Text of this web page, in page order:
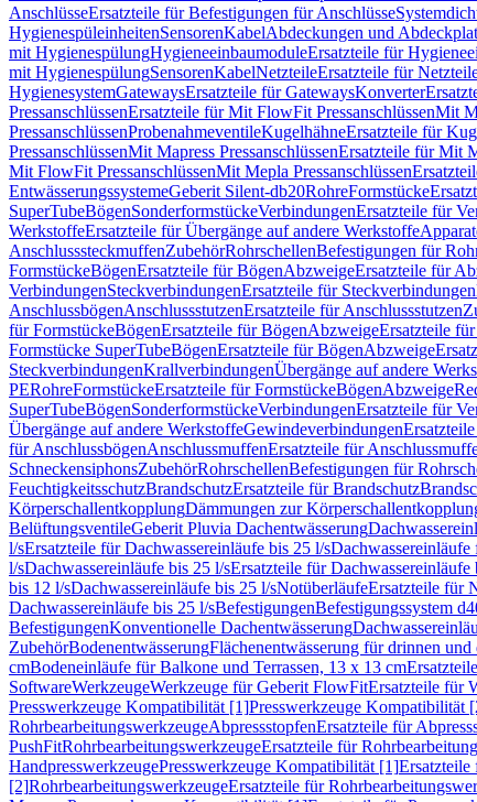
AnschlüsseErsatzteile für Befestigungen für Anschlüsse
HygienespüleinheitenSensorenKabelAbdeckungen und
mit HygienespülungHygieneeinbaumoduleErsatzteile für
mit HygienespülungSensorenKabelNetzteileErsatzteile für
HygienesystemGatewaysErsatzteile für GatewaysKonverter
PressanschlüssenErsatzteile für Mit FlowFit PressanschlüssenMit
PressanschlüssenProbenahmeventileKugelhähneErsatzteile für
PressanschlüssenMit Mapress PressanschlüssenErsatzteile für Mit
Mit FlowFit PressanschlüssenMit Mepla Pressanschlüssen
EntwässerungssystemeGeberit Silent-db20RohreFormstücke
SuperTubeBögenSonderformstückeVerbindungenErsatzteile für
WerkstoffeErsatzteile für Übergänge auf andere Werkstoffe
AnschlusssteckmuffenZubehörRohrschellenBefestigungen für
FormstückeBögenErsatzteile für BögenAbzweigeErsatzteile für
VerbindungenSteckverbindungenErsatzteile für Steckverbindungen
AnschlussbögenAnschlussstutzenErsatzteile für Anschlussstutzen
für FormstückeBögenErsatzteile für BögenAbzweigeErsatzteile
Formstücke SuperTubeBögenErsatzteile für BögenAbzweige
SteckverbindungenKrallverbindungenÜbergänge auf andere
PERohreFormstückeErsatzteile für FormstückeBögenAbzweige
SuperTubeBögenSonderformstückeVerbindungenErsatzteile für
Übergänge auf andere WerkstoffeGewindeverbindungen
für AnschlussbögenAnschlussmuffenErsatzteile für
SchneckensiphonsZubehörRohrschellenBefestigungen für
FeuchtigkeitsschutzBrandschutzErsatzteile für Brandschutz
KörperschallentkopplungDämmungen zur
BelüftungsventileGeberit Pluvia Dachentwässerung
l/sErsatzteile für Dachwassereinläufe bis 25 l/sDachwassereinläufe
l/sDachwassereinläufe bis 25 l/sErsatzteile für Dachwassereinläufe
bis 12 l/sDachwassereinläufe bis 25 l/sNotüberläufeErsatzteile für
Dachwassereinläufe bis 25 l/sBefestigungenBefestigungssystem
BefestigungenKonventionelle Dachentwässerung
ZubehörBodenentwässerungFlächenentwässerung für drinnen und
cmBodeneinläufe für Balkone und Terrassen, 13 x 13 cm
SoftwareWerkzeugeWerkzeuge für Geberit FlowFitErsatzteile für
Presswerkzeuge Kompatibilität [1]Presswerkzeuge Kompatibilität
RohrbearbeitungswerkzeugeAbpressstopfenErsatzteile für
PushFitRohrbearbeitungswerkzeugeErsatzteile für
HandpresswerkzeugePresswerkzeuge Kompatibilität [1]
[2]RohrbearbeitungswerkzeugeErsatzteile für